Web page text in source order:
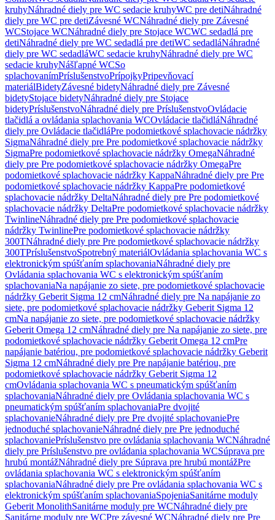
kruhyNáhradné diely pre WC sedacie kruhyWC pre detiNáhradné
diely pre WC pre detiZávesné WCNáhradné diely pre Závesné
WCStojace WCNáhradné diely pre Stojace WCWC sedadlá pre
detiNáhradné diely pre WC sedadlá pre detiWC sedadláNáhradné
diely pre WC sedadláWC sedacie kruhyNáhradné diely pre WC
sedacie kruhyNášľapné WCSo
splachovanímPríslušenstvoPrípojkyPripevňovací
materiálBidetyZávesné bidetyNáhradné diely pre Závesné
bidetyStojace bidetyNáhradné diely pre Stojace
bidetyPríslušenstvoNáhradné diely pre PríslušenstvoOvládacie
tlačidlá a ovládania splachovania WCOvládacie tlačidláNáhradné
diely pre Ovládacie tlačidláPre podomietkové splachovacie nádržky
SigmaNáhradné diely pre Pre podomietkové splachovacie nádržky
SigmaPre podomietkové splachovacie nádržky OmegaNáhradné
diely pre Pre podomietkové splachovacie nádržky OmegaPre
podomietkové splachovacie nádržky KappaNáhradné diely pre Pre
podomietkové splachovacie nádržky KappaPre podomietkové
splachovacie nádržky DeltaNáhradné diely pre Pre podomietkové
splachovacie nádržky DeltaPre podomietkové splachovacie nádržky
TwinlineNáhradné diely pre Pre podomietkové splachovacie
nádržky TwinlinePre podomietkové splachovacie nádržky
300TNáhradné diely pre Pre podomietkové splachovacie nádržky
300TPríslušenstvoSpotrebný materiálOvládania splachovania WC s
elektronickým spúšťaním splachovaniaNáhradné diely pre
Ovládania splachovania WC s elektronickým spúšťaním
splachovaniaNa napájanie zo siete, pre podomietkové splachovacie
nádržky Geberit Sigma 12 cmNáhradné diely pre Na napájanie zo
siete, pre podomietkové splachovacie nádržky Geberit Sigma 12
cmNa napájanie zo siete, pre podomietkové splachovacie nádržky
Geberit Omega 12 cmNáhradné diely pre Na napájanie zo siete, pre
podomietkové splachovacie nádržky Geberit Omega 12 cmPre
napájanie batériou, pre podomietkové splachovacie nádržky Geberit
Sigma 12 cmNáhradné diely pre Pre napájanie batériou, pre
podomietkové splachovacie nádržky Geberit Sigma 12
cmOvládania splachovania WC s pneumatickým spúšťaním
splachovaniaNáhradné diely pre Ovládania splachovania WC s
pneumatickým spúšťaním splachovaniaPre dvojité
splachovanieNáhradné diely pre Pre dvojité splachovaniePre
jednoduché splachovanieNáhradné diely pre Pre jednoduché
splachovaniePríslušenstvo pre ovládania splachovania WCNáhradné
diely pre Príslušenstvo pre ovládania splachovania WCSúprava pre
hrubú montážNáhradné diely pre Súprava pre hrubú montážPre
ovládania splachovania WC s elektronickým spúšťaním
splachovaniaNáhradné diely pre Pre ovládania splachovania WC s
elektronickým spúšťaním splachovaniaSpojeniaSanitárne moduly
Geberit MonolithSanitárne moduly pre WCNáhradné diely pre
Sanitárne moduly pre WCPre závesné WCNáhradné diely pre Pre